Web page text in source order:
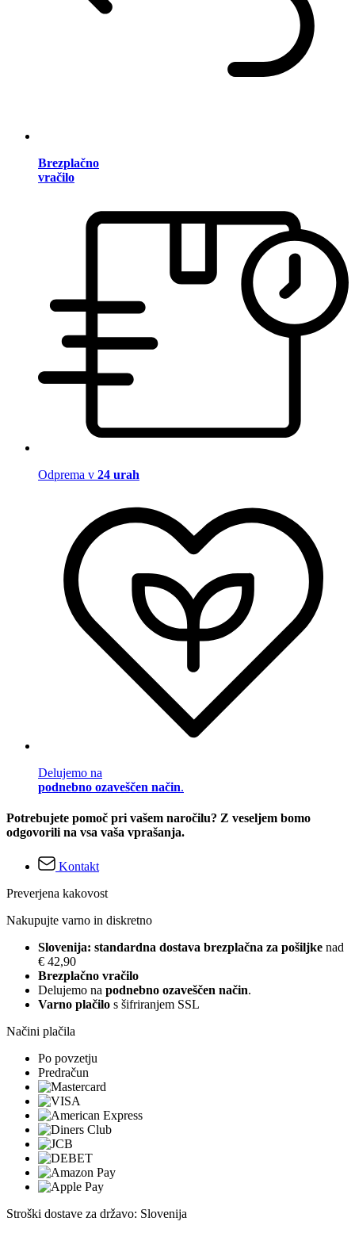
Brezplačno
vračilo
Odprema v 24 urah
Delujemo na
podnebno ozaveščen način.
Potrebujete pomoč pri vašem naročilu? Z veseljem bomo
odgovorili na vsa vaša vprašanja.
Kontakt
Preverjena kakovost
Nakupujte varno in diskretno
Slovenija: standardna dostava brezplačna za pošiljke nad
€ 42,90
Brezplačno vračilo
Delujemo na podnebno ozaveščen način.
Varno plačilo s šifriranjem SSL
Načini plačila
Po povzetju
Predračun
Stroški dostave za državo: Slovenija